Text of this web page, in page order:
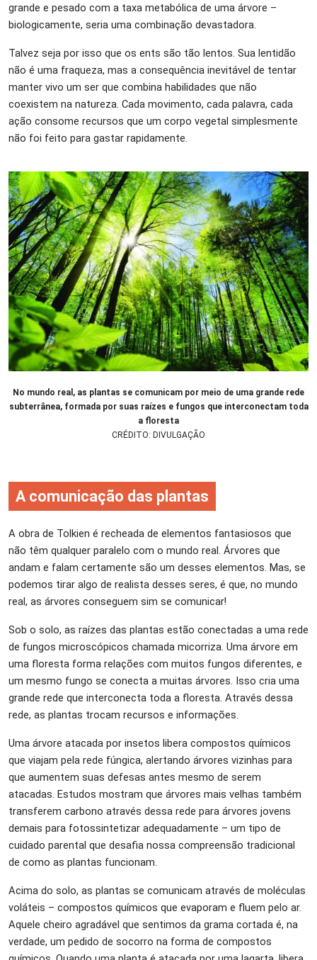
grande e pesado com a taxa metabólica de uma árvore –
biologicamente, seria uma combinação devastadora.
Talvez seja por isso que os ents são tão lentos. Sua lentidão
não é uma fraqueza, mas a consequência inevitável de tentar
manter vivo um ser que combina habilidades que não
coexistem na natureza. Cada movimento, cada palavra, cada
ação consome recursos que um corpo vegetal simplesmente
não foi feito para gastar rapidamente.
No mundo real, as plantas se comunicam por meio de uma grande rede
subterrânea, formada por suas raízes e fungos que interconectam toda
a floresta
CRÉDITO: DIVULGAÇÃO
A comunicação das plantas
A obra de Tolkien é recheada de elementos fantasiosos que
não têm qualquer paralelo com o mundo real. Árvores que
andam e falam certamente são um desses elementos. Mas, se
podemos tirar algo de realista desses seres, é que, no mundo
real, as árvores conseguem sim se comunicar!
Sob o solo, as raízes das plantas estão conectadas a uma rede
de fungos microscópicos chamada micorriza. Uma árvore em
uma floresta forma relações com muitos fungos diferentes, e
um mesmo fungo se conecta a muitas árvores. Isso cria uma
grande rede que interconecta toda a floresta. Através dessa
rede, as plantas trocam recursos e informações.
Uma árvore atacada por insetos libera compostos químicos
que viajam pela rede fúngica, alertando árvores vizinhas para
que aumentem suas defesas antes mesmo de serem
atacadas. Estudos mostram que árvores mais velhas também
transferem carbono através dessa rede para árvores jovens
demais para fotossintetizar adequadamente – um tipo de
cuidado parental que desafia nossa compreensão tradicional
de como as plantas funcionam.
Acima do solo, as plantas se comunicam através de moléculas
voláteis – compostos químicos que evaporam e fluem pelo ar.
Aquele cheiro agradável que sentimos da grama cortada é, na
verdade, um pedido de socorro na forma de compostos